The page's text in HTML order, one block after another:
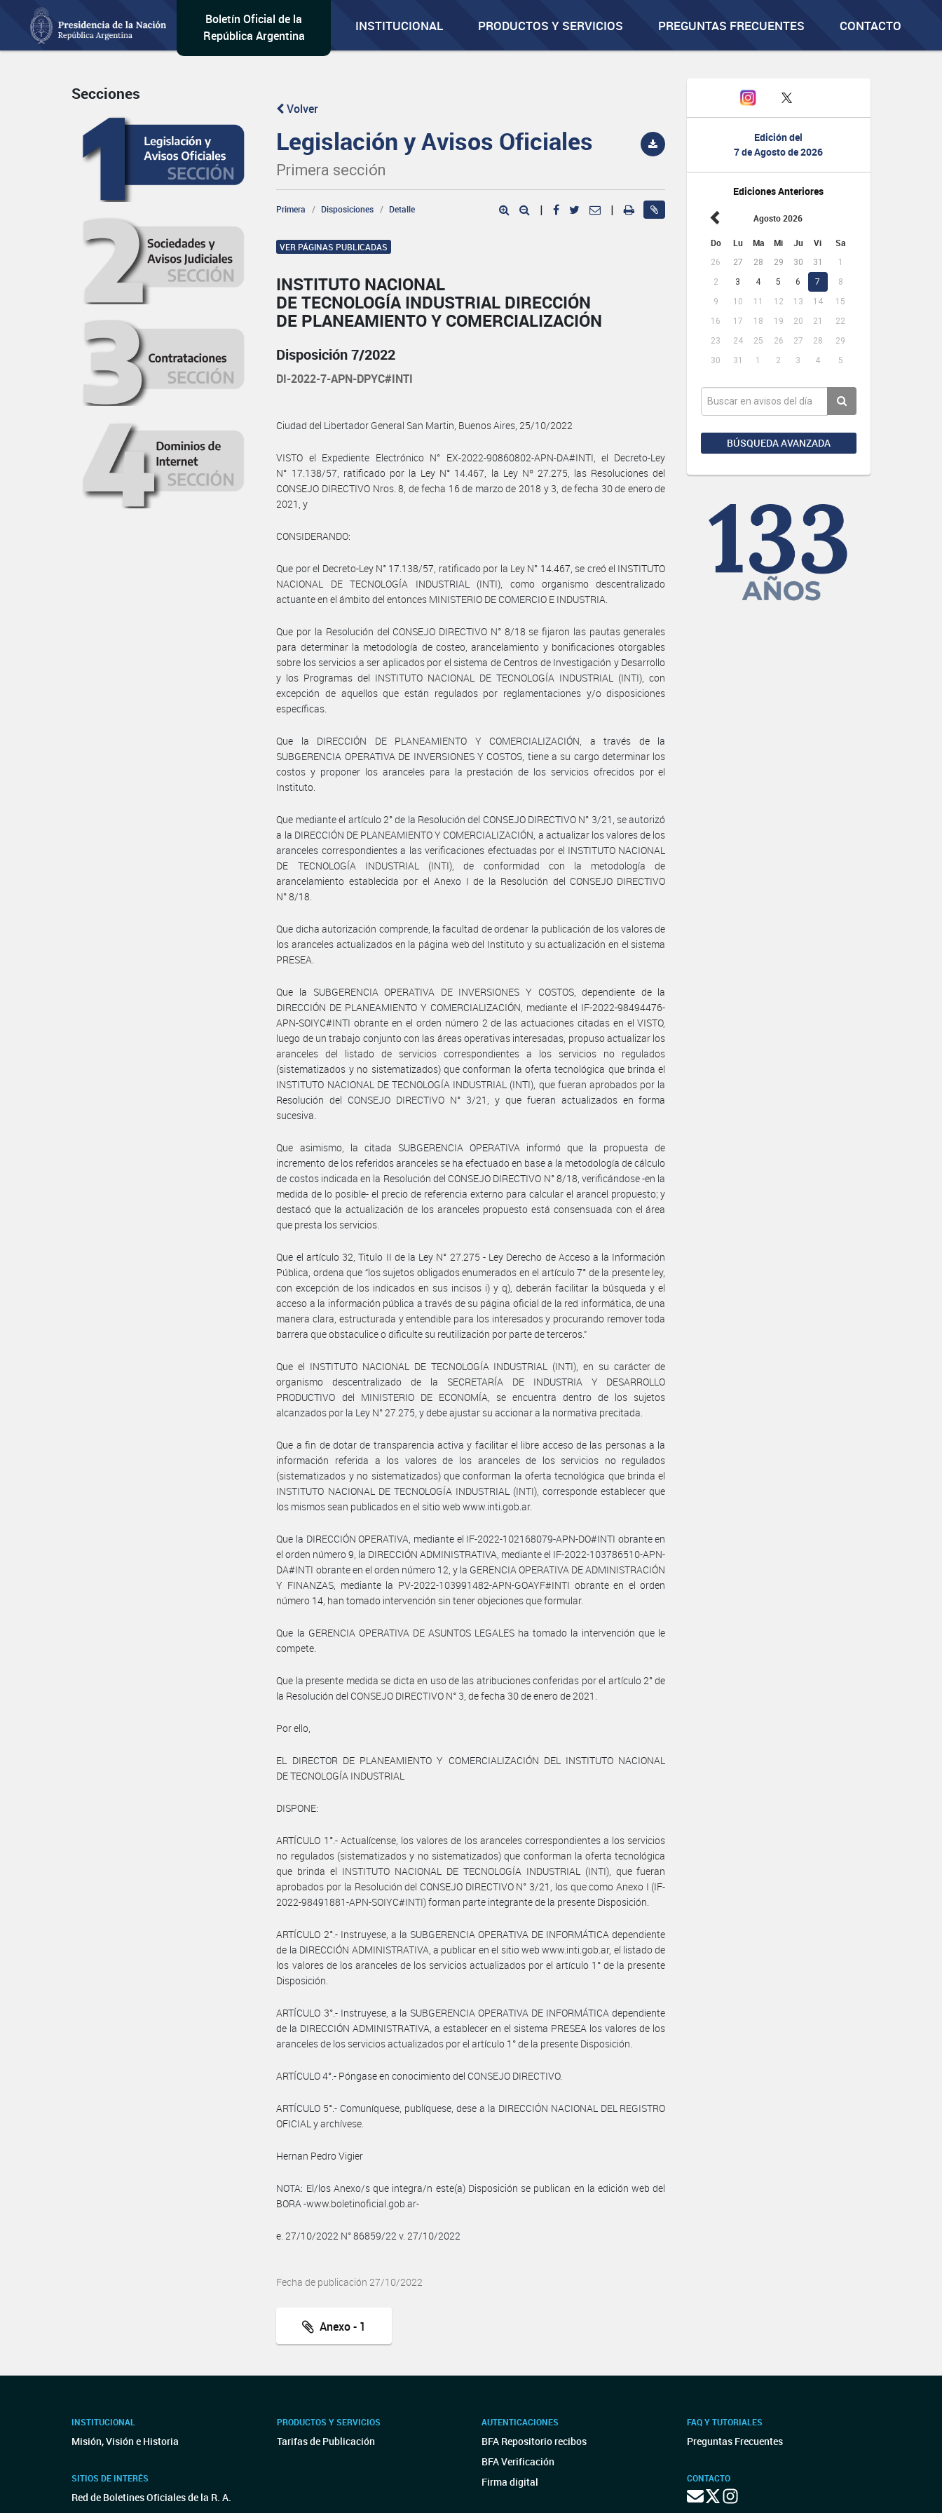
Boletín Oficial de la
República Argentina
INSTITUCIONAL PRODUCTOS Y SERVICIOS PREGUNTAS FRECUENTES CONTACTO
Edición del
7 de Agosto de 2026
Ediciones Anteriores
Agosto 2026
Do Lu Ma Mi Ju Vi Sa
26 27 28 29 30 31
1
2
3 4 5 6 7
8
9
10 11 12 13 14
15
16
17 18 19 20 21
22
23
24 25 26 27 28
29
30
31 1 2 3 4 5
BÚSQUEDA AVANZADA
Secciones
Volver
Legislación y Avisos Oficiales
Primera sección
Primera Disposiciones Detalle | |
VER PÁGINAS PUBLICADAS
INSTITUTO NACIONAL
DE TECNOLOGÍA INDUSTRIAL DIRECCIÓN
DE PLANEAMIENTO Y COMERCIALIZACIÓN
Disposición 7/2022
DI-2022-7-APN-DPYC#INTI
Ciudad del Libertador General San Martin, Buenos Aires, 25/10/2022
VISTO el Expediente Electrónico N° EX-2022-90860802-APN-DA#INTI, el Decreto-Ley
N° 17.138/57, ratificado por la Ley N° 14.467, la Ley Nº 27.275, las Resoluciones del
CONSEJO DIRECTIVO Nros. 8, de fecha 16 de marzo de 2018 y 3, de fecha 30 de enero de
2021, y
CONSIDERANDO:
Que por el Decreto-Ley N° 17.138/57, ratificado por la Ley N° 14.467, se creó el INSTITUTO
NACIONAL DE TECNOLOGÍA INDUSTRIAL (INTI), como organismo descentralizado
actuante en el ámbito del entonces MINISTERIO DE COMERCIO E INDUSTRIA.
Que por la Resolución del CONSEJO DIRECTIVO N° 8/18 se fijaron las pautas generales
para determinar la metodología de costeo, arancelamiento y bonificaciones otorgables
sobre los servicios a ser aplicados por el sistema de Centros de Investigación y Desarrollo
y los Programas del INSTITUTO NACIONAL DE TECNOLOGÍA INDUSTRIAL (INTI), con
excepción de aquellos que están regulados por reglamentaciones y/o disposiciones
específicas.
Que la DIRECCIÓN DE PLANEAMIENTO Y COMERCIALIZACIÓN, a través de la
SUBGERENCIA OPERATIVA DE INVERSIONES Y COSTOS, tiene a su cargo determinar los
costos y proponer los aranceles para la prestación de los servicios ofrecidos por el
Instituto.
Que mediante el artículo 2° de la Resolución del CONSEJO DIRECTIVO N° 3/21, se autorizó
a la DIRECCIÓN DE PLANEAMIENTO Y COMERCIALIZACIÓN, a actualizar los valores de los
aranceles correspondientes a las verificaciones efectuadas por el INSTITUTO NACIONAL
DE TECNOLOGÍA INDUSTRIAL (INTI), de conformidad con la metodología de
arancelamiento establecida por el Anexo I de la Resolución del CONSEJO DIRECTIVO
N° 8/18.
Que dicha autorización comprende, la facultad de ordenar la publicación de los valores de
los aranceles actualizados en la página web del Instituto y su actualización en el sistema
PRESEA.
Que la SUBGERENCIA OPERATIVA DE INVERSIONES Y COSTOS, dependiente de la
DIRECCIÓN DE PLANEAMIENTO Y COMERCIALIZACIÓN, mediante el IF-2022-98494476-
APN-SOIYC#INTI obrante en el orden número 2 de las actuaciones citadas en el VISTO,
luego de un trabajo conjunto con las áreas operativas interesadas, propuso actualizar los
aranceles del listado de servicios correspondientes a los servicios no regulados
(sistematizados y no sistematizados) que conforman la oferta tecnológica que brinda el
INSTITUTO NACIONAL DE TECNOLOGÍA INDUSTRIAL (INTI), que fueran aprobados por la
Resolución del CONSEJO DIRECTIVO N° 3/21, y que fueran actualizados en forma
sucesiva.
Que asimismo, la citada SUBGERENCIA OPERATIVA informó que la propuesta de
incremento de los referidos aranceles se ha efectuado en base a la metodología de cálculo
de costos indicada en la Resolución del CONSEJO DIRECTIVO N° 8/18, verificándose -en la
medida de lo posible- el precio de referencia externo para calcular el arancel propuesto; y
destacó que la actualización de los aranceles propuesto está consensuada con el área
que presta los servicios.
Que el artículo 32, Titulo II de la Ley N° 27.275 - Ley Derecho de Acceso a la Información
Pública, ordena que “los sujetos obligados enumerados en el artículo 7° de la presente ley,
con excepción de los indicados en sus incisos i) y q), deberán facilitar la búsqueda y el
acceso a la información pública a través de su página oficial de la red informática, de una
manera clara, estructurada y entendible para los interesados y procurando remover toda
barrera que obstaculice o dificulte su reutilización por parte de terceros.”
Que el INSTITUTO NACIONAL DE TECNOLOGÍA INDUSTRIAL (INTI), en su carácter de
organismo descentralizado de la SECRETARÍA DE INDUSTRIA Y DESARROLLO
PRODUCTIVO del MINISTERIO DE ECONOMÍA, se encuentra dentro de los sujetos
alcanzados por la Ley N° 27.275, y debe ajustar su accionar a la normativa precitada.
Que a fin de dotar de transparencia activa y facilitar el libre acceso de las personas a la
información referida a los valores de los aranceles de los servicios no regulados
(sistematizados y no sistematizados) que conforman la oferta tecnológica que brinda el
INSTITUTO NACIONAL DE TECNOLOGÍA INDUSTRIAL (INTI), corresponde establecer que
los mismos sean publicados en el sitio web www.inti.gob.ar.
Que la DIRECCIÓN OPERATIVA, mediante el IF-2022-102168079-APN-DO#INTI obrante en
el orden número 9, la DIRECCIÓN ADMINISTRATIVA, mediante el IF-2022-103786510-APN-
DA#INTI obrante en el orden número 12, y la GERENCIA OPERATIVA DE ADMINISTRACIÓN
Y FINANZAS, mediante la PV-2022-103991482-APN-GOAYF#INTI obrante en el orden
número 14, han tomado intervención sin tener objeciones que formular.
Que la GERENCIA OPERATIVA DE ASUNTOS LEGALES ha tomado la intervención que le
compete.
Que la presente medida se dicta en uso de las atribuciones conferidas por el artículo 2° de
la Resolución del CONSEJO DIRECTIVO N° 3, de fecha 30 de enero de 2021.
Por ello,
EL DIRECTOR DE PLANEAMIENTO Y COMERCIALIZACIÓN DEL INSTITUTO NACIONAL
DE TECNOLOGÍA INDUSTRIAL
DISPONE:
ARTÍCULO 1°.- Actualícense, los valores de los aranceles correspondientes a los servicios
no regulados (sistematizados y no sistematizados) que conforman la oferta tecnológica
que brinda el INSTITUTO NACIONAL DE TECNOLOGÍA INDUSTRIAL (INTI), que fueran
aprobados por la Resolución del CONSEJO DIRECTIVO N° 3/21, los que como Anexo I (IF-
2022-98491881-APN-SOIYC#INTI) forman parte integrante de la presente Disposición.
ARTÍCULO 2°.- Instruyese, a la SUBGERENCIA OPERATIVA DE INFORMÁTICA dependiente
de la DIRECCIÓN ADMINISTRATIVA, a publicar en el sitio web www.inti.gob.ar, el listado de
los valores de los aranceles de los servicios actualizados por el artículo 1° de la presente
Disposición.
ARTÍCULO 3°.- Instruyese, a la SUBGERENCIA OPERATIVA DE INFORMÁTICA dependiente
de la DIRECCIÓN ADMINISTRATIVA, a establecer en el sistema PRESEA los valores de los
aranceles de los servicios actualizados por el artículo 1° de la presente Disposición.
ARTÍCULO 4°.- Póngase en conocimiento del CONSEJO DIRECTIVO.
ARTÍCULO 5°.- Comuníquese, publíquese, dese a la DIRECCIÓN NACIONAL DEL REGISTRO
OFICIAL y archívese.
Hernan Pedro Vigier
NOTA: El/los Anexo/s que integra/n este(a) Disposición se publican en la edición web del
BORA -www.boletinoficial.gob.ar-
e. 27/10/2022 N° 86859/22 v. 27/10/2022
Fecha de publicación 27/10/2022
Anexo - 1
INSTITUCIONAL
Misión, Visión e Historia
SITIOS DE INTERÉS
Red de Boletines Oficiales de la R. A.
PRODUCTOS Y SERVICIOS
Tarifas de Publicación
AUTENTICACIONES
BFA Repositorio recibos
BFA Verificación
Firma digital
FAQ Y TUTORIALES
Preguntas Frecuentes
CONTACTO